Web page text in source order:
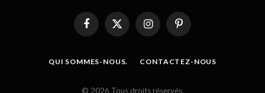
FacebookX
InstagramPinterest
QUI SOMMES-NOUS. CONTACTEZ-NOUS
© 2026 Tous droits réservés.